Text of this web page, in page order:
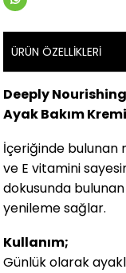
ÜRÜN ÖZELLIKLERI
Deeply
Ayak Bakım
İçeriğinde bulunan
ve E vitamini
dokusunda
yenileme sağlar.
Kullanım;
Günlük olarak